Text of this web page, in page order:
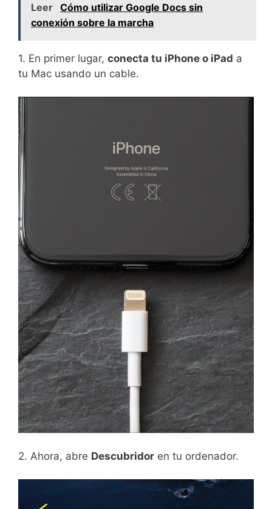
Leer Cómo utilizar Google Docs sin
conexión sobre la marcha
1. En primer lugar, conecta tu iPhone o iPad a
tu Mac usando un cable.
2. Ahora, abre Descubridor en tu ordenador.